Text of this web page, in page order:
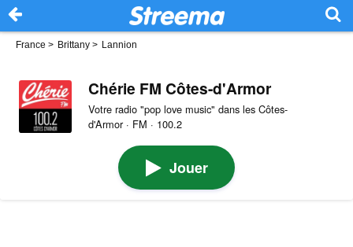
France > Brittany > Lannion
Chérie FM Côtes-d'Armor
Votre radio "pop love music" dans les Côtes-
d'Armor · FM · 100.2
Jouer